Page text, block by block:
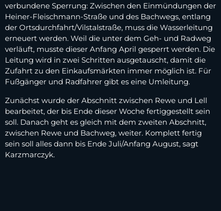
verbundene Sperrung: Zwischen den Einmündungen der
Heiner-Fleischmann-Straße und des Bachwegs, entlang
der Ortsdurchfahrt/Vilstalstraße, muss die Wasserleitung
erneuert werden. Weil die unter dem Geh- und Radweg
verläuft, musste dieser Anfang April gesperrt werden. Die
Leitung wird in zwei Schritten ausgetauscht, damit die
Zufahrt zu den Einkaufsmärkten immer möglich ist. Für
Fußgänger und Radfahrer gibt es eine Umleitung.
Zunächst wurde der Abschnitt zwischen Rewe und Lell
bearbeitet, der bis Ende dieser Woche fertiggestellt sein
soll. Danach geht es gleich mit dem zweiten Abschnitt,
zwischen Rewe und Bachweg, weiter. Komplett fertig
sein soll alles dann bis Ende Juli/Anfang August, sagt
Karzmarczyk.